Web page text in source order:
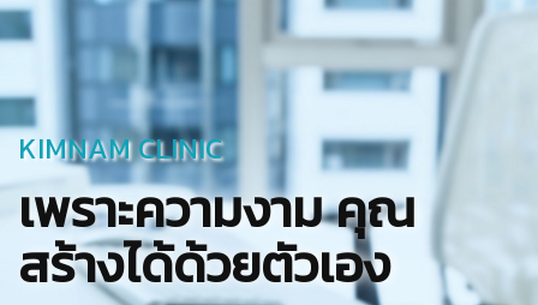
KIMNAM CLINIC
เพราะความงาม คุณ
สร้างได้ด้วยตัวเอง